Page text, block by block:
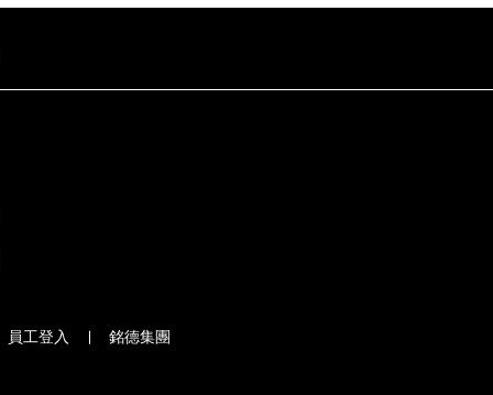
員工登入 銘德集團